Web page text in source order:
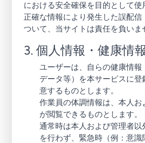
における安全確保を目的として使
正確な情報により発生した誤配信
ついて、当サイトは責任を負いま
3. 個人情報・健康情
ユーザーは、自らの健康情報
データ等）を本サービスに登
意するものとします。
作業員の体調情報は、本人お
が閲覧できるものとします。
通常時は本人および管理者以
を行わず、緊急時（例：意